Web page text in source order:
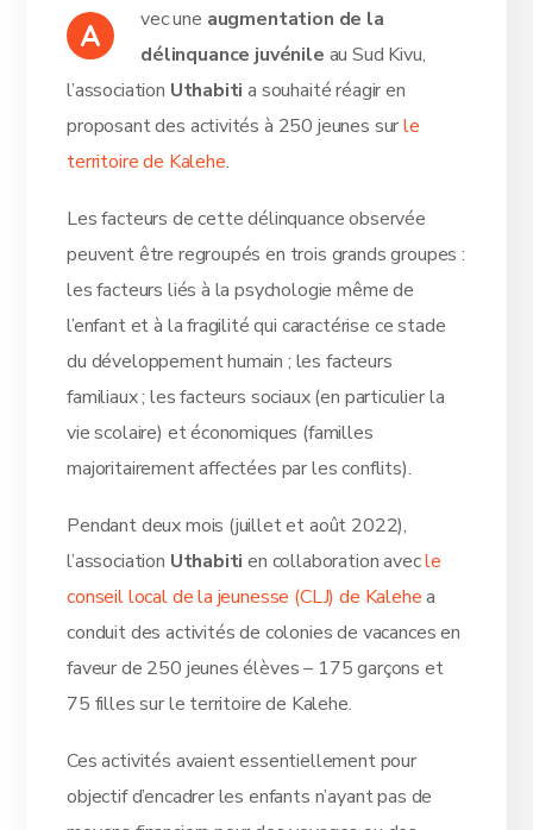
A vec une augmentation de la
délinquance juvénile au Sud Kivu,
l’association Uthabiti a souhaité réagir en
proposant des activités à 250 jeunes surle
territoire de Kalehe.
Les facteurs de cette délinquance observée
peuvent être regroupés en trois grands groupes :
les facteurs liés à la psychologie même de
l’enfant et à la fragilité qui caractérise ce stade
du développement humain ; les facteurs
familiaux ; les facteurs sociaux (en particulier la
vie scolaire) et économiques (familles
majoritairement affectées par les conflits).
Pendant deux mois (juillet et août 2022),
l’association Uthabiti en collaboration avecle
conseil local de la jeunesse (CLJ) de Kalehea
conduit des activités de colonies de vacances en
faveur de 250 jeunes élèves – 175 garçons et
75 filles sur le territoire de Kalehe.
Ces activités avaient essentiellement pour
objectif d’encadrer les enfants n’ayant pas de